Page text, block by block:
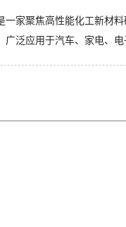
一家聚焦高性能化工新材
泛应用于汽车、家电、